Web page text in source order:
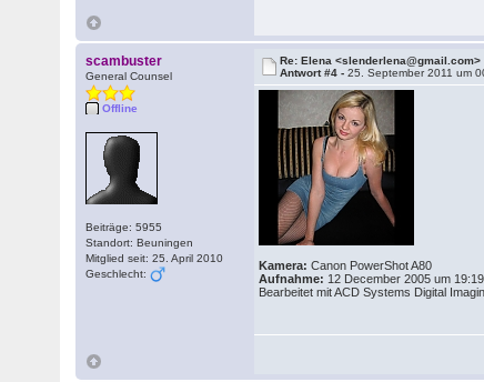
scambuster
General Counsel
Offline
Beiträge: 5955
Standort: Beuningen
Mitglied seit: 25. April 2010
Geschlecht:
Re: Elena <slenderlena@gmail.com>
Antwort #4 -25. September 2011 um
Kamera: Canon PowerShot A80
Aufnahme: 12 December 2005 um
Bearbeitet mit ACD Systems Digital